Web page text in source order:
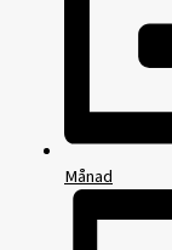
Månad